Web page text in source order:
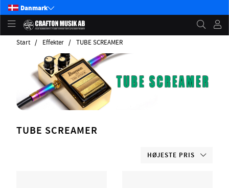
Danmark
Start Effekter TUBE SCREAMER
TUBE SCREAMER
HØJESTE PRIS